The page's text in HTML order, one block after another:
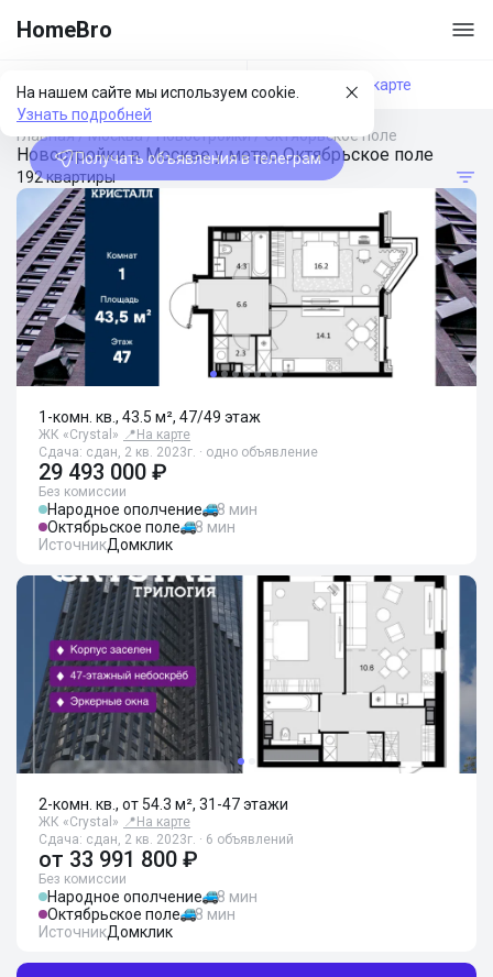
HomeBro
На нашем сайте мы используем cookie.
Узнать подробней
Получать объявления в телеграм
Фильтры На карте
Главная/Москва/Новостройки/Октябрьское поле
Новостройки в Москве у метро Октябрьское поле
192 квартиры
1-комн. кв., 43.5 м², 47/49 этаж
ЖК «Crystal» 📍 На карте
Сдача: сдан, 2 кв. 2023г. · одно объявление
29 493 000 ₽
Без комиссии
Народное ополчение
8 мин
Октябрьское поле
8 мин
ИсточникДомклик
2-комн. кв., от 54.3 м², 31-47 этажи
ЖК «Crystal» 📍 На карте
Сдача: сдан, 2 кв. 2023г. · 6 объявлений
от 33 991 800 ₽
Без комиссии
Народное ополчение
8 мин
Октябрьское поле
8 мин
ИсточникДомклик